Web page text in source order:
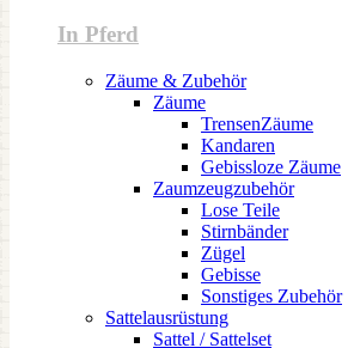
In Pferd
Zäume & Zubehör
Zäume
TrensenZäume
Kandaren
Gebissloze Zäume
Zaumzeugzubehör
Lose Teile
Stirnbänder
Zügel
Gebisse
Sonstiges Zubehör
Sattelausrüstung
Sattel / Sattelset